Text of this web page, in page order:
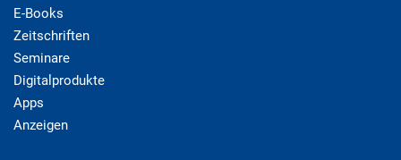
E-Books
Zeitschriften
Seminare
Digitalprodukte
Apps
Anzeigen